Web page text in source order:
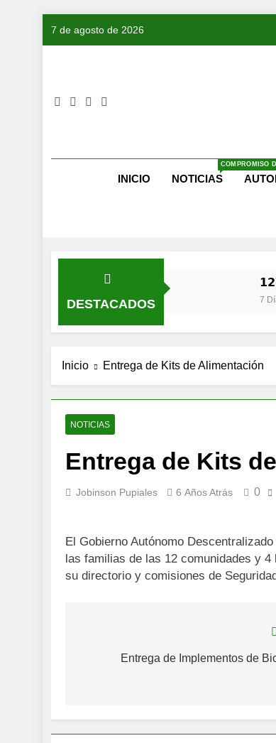
7 de agosto de 2026
INICIO NOTICIAS
COMPROMISO
DESTACADOS 7
Inicio Entrega de Kits de Alimentación
NOTICIAS
Entrega de Kits
Jobinson Pupiales 6 Años Atrás 0
El Gobierno Autónomo
las familias de las 12 comunidades y
su directorio y comisiones de
Entrega de Implementos de